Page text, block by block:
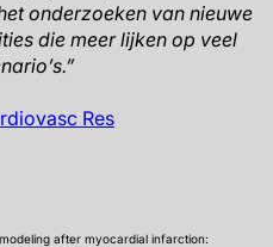
onderzoeken van nieuwe
die meer lijken op veel
Res
after myocardial infarction: